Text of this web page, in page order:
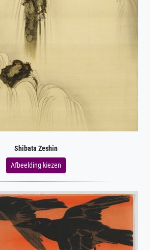
Shibata Zeshin
Afbeelding kiezen